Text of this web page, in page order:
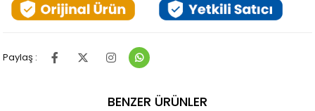
Paylaş :
BENZER ÜRÜNLER